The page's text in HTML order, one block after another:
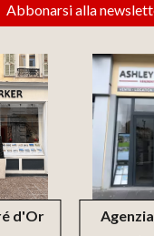
Abbonarsi alla
d'Or